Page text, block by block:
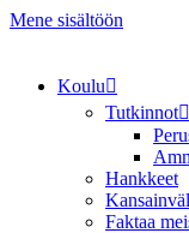
Mene sisältöön
Koulu
Tutkinnot
Hankkeet
Faktaa